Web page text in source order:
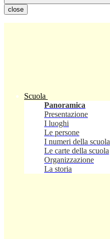
close
Scuola
Panoramica
Presentazione
I luoghi
Le persone
I numeri della scuola
Le carte della scuola
Organizzazione
La storia